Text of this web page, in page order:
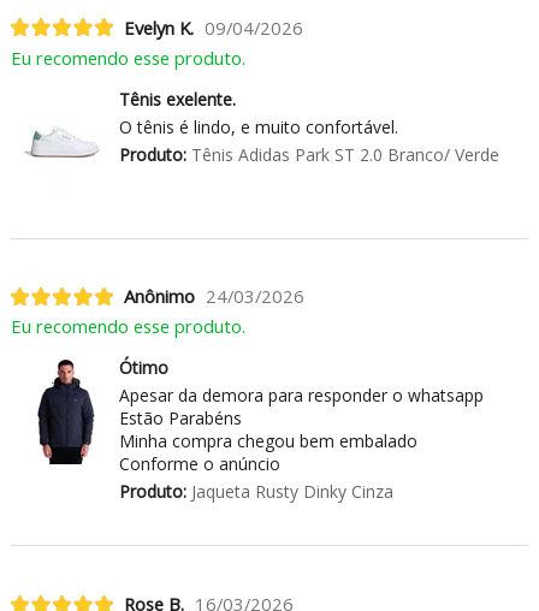
Evelyn K. 09/04/2026
Eu recomendo esse produto.
Tênis exelente.
O tênis é lindo, e muito confortável.
Produto:Tênis Adidas Park ST 2.0 Branco/ Verde
Anônimo 24/03/2026
Eu recomendo esse produto.
Ótimo
Apesar da demora para responder o whatsapp
Estão Parabéns
Minha compra chegou bem embalado
Conforme o anúncio
Produto:Jaqueta Rusty Dinky Cinza
Rose B. 16/03/2026